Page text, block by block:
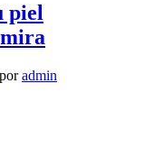
piel
poradmin